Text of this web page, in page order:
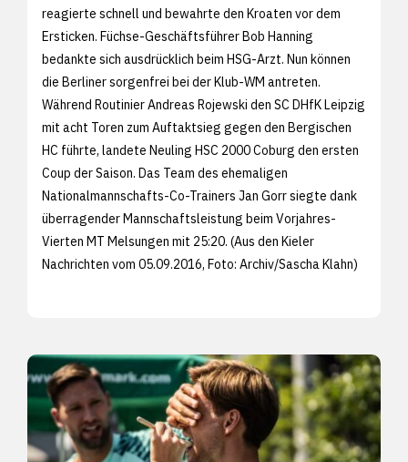
reagierte schnell und bewahrte den Kroaten vor dem
Ersticken. Füchse-Geschäftsführer Bob Hanning
bedankte sich ausdrücklich beim HSG-Arzt. Nun können
die Berliner sorgenfrei bei der Klub-WM antreten.
Während Routinier Andreas Rojewski den SC DHfK Leipzig
mit acht Toren zum Auftaktsieg gegen den Bergischen
HC führte, landete Neuling HSC 2000 Coburg den ersten
Coup der Saison. Das Team des ehemaligen
Nationalmannschafts-Co-Trainers Jan Gorr siegte dank
überragender Mannschaftsleistung beim Vorjahres-
Vierten MT Melsungen mit 25:20. (Aus den Kieler
Nachrichten vom 05.09.2016, Foto: Archiv/Sascha Klahn)